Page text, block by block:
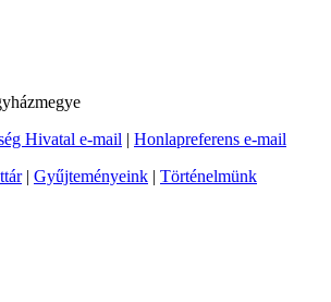
Hivatal e-mail | Honlapreferens e-mail
| Gyűjteményeink | Történelmünk